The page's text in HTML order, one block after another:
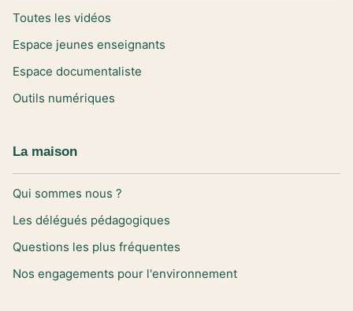
Toutes les vidéos
Espace jeunes enseignants
Espace documentaliste
Outils numériques
La maison
Qui sommes nous ?
Les délégués pédagogiques
Questions les plus fréquentes
Nos engagements pour l'environnement